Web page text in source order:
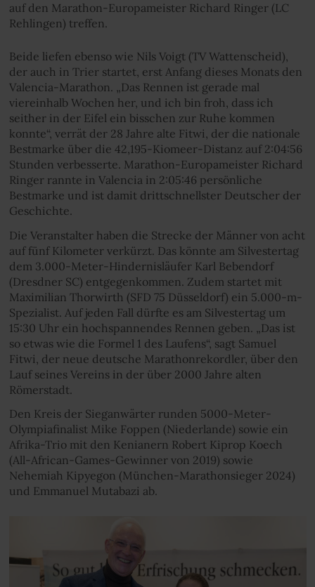
auf den Marathon-Europameister Richard Ringer (LC
Rehlingen) treffen.
Beide liefen ebenso wie Nils Voigt (TV Wattenscheid),
der auch in Trier startet, erst Anfang dieses Monats den
Valencia-Marathon. „Das Rennen ist gerade mal
viereinhalb Wochen her, und ich bin froh, dass ich
seither in der Eifel ein bisschen zur Ruhe kommen
konnte“, verrät der 28 Jahre alte Fitwi, der die nationale
Bestmarke über die 42,195-Kiomeer-Distanz auf 2:04:56
Stunden verbesserte. Marathon-Europameister Richard
Ringer rannte in Valencia in 2:05:46 persönliche
Bestmarke und ist damit drittschnellster Deutscher der
Geschichte.
Die Veranstalter haben die Strecke der Männer von acht
auf fünf Kilometer verkürzt. Das könnte am Silvestertag
dem 3.000-Meter-Hindernisläufer Karl Bebendorf
(Dresdner SC) entgegenkommen. Zudem startet mit
Maximilian Thorwirth (SFD 75 Düsseldorf) ein 5.000-m-
Spezialist. Auf jeden Fall dürfte es am Silvestertag um
15:30 Uhr ein hochspannendes Rennen geben. „Das ist
so etwas wie die Formel 1 des Laufens“, sagt Samuel
Fitwi, der neue deutsche Marathonrekordler, über den
Lauf seines Vereins in der über 2000 Jahre alten
Römerstadt.
Den Kreis der Sieganwärter runden 5000-Meter-
Olympiafinalist Mike Foppen (Niederlande) sowie ein
Afrika-Trio mit den Kenianern Robert Kiprop Koech
(All-African-Games-Gewinner von 2019) sowie
Nehemiah Kipyegon (München-Marathonsieger 2024)
und Emmanuel Mutabazi ab.